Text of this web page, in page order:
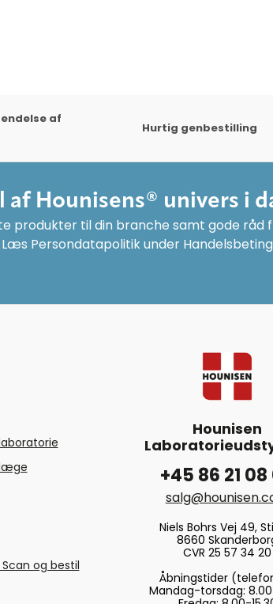
af
Hurtig genbestilling
af Hounisens® univers i
produkter til din branche samt gode
Persondatapolitik under
og bestil
Hounisen
+45 86 21
Niels Bohrs Vej 49,
8660
CVR 25 57 34 20
Åbningstider
Mandag-torsdag: